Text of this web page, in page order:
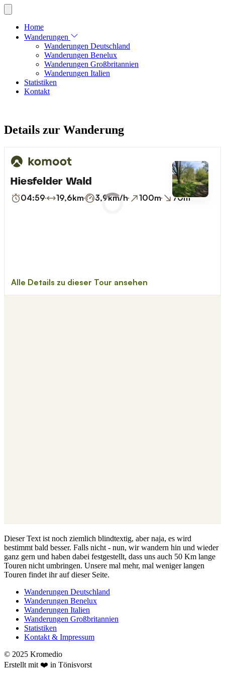
Home
Wanderungen
Wanderungen Deutschland
Wanderungen Benelux
Wanderungen Großbritannien
Wanderungen Italien
Statistiken
Kontakt
Details zur Wanderung
Dieser Text ist noch ziemlich blindtextig, aber naja, es wird
bestimmt bald besser. Falls nicht - nun, wir wandern hin und wieder
ganz gern und haben dabei festgestellt, dass uns auch 50 Km lange
Touren nicht umbringen. Unsere mal mehr, mal weniger langen
Touren findet ihr auf dieser Seite.
Wanderungen Deutschland
Wanderungen Benelux
Wanderungen Italien
Wanderungen Großbritannien
Statistiken
Kontakt & Impressum
© 2025 Kromedio
Erstellt mit ❤️ in Tönisvorst